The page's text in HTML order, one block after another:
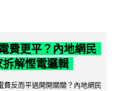
費更平？內地網民
解慳電邏輯
反而平過開開關關？內地網民